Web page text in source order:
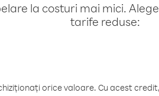
la costuri mai mici.
tarife reduse:
orice valoare. Cu acest